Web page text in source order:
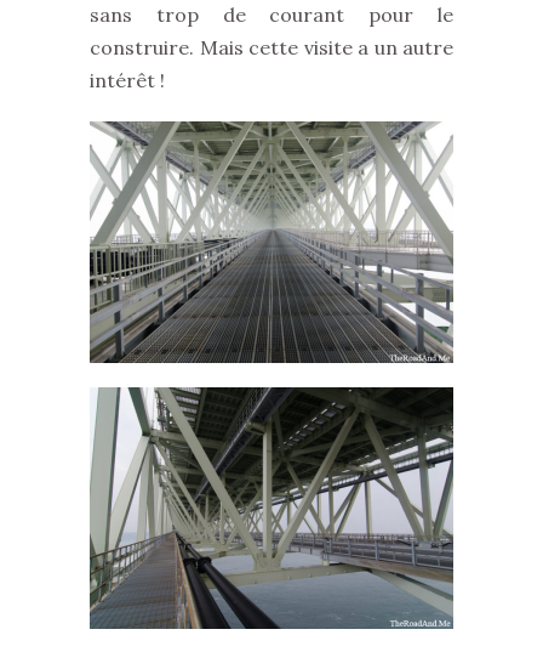
sans trop de courant pour le
construire. Mais cette visite a un autre
intérêt !